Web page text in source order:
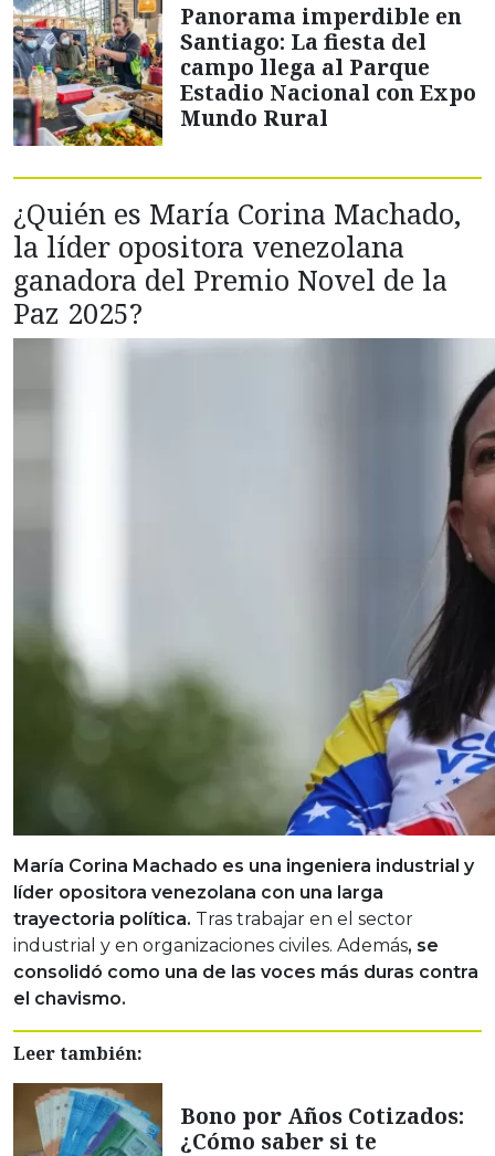
Panorama imperdible en
Santiago: La fiesta del
campo llega al Parque
Estadio Nacional con Expo
Mundo Rural
¿Quién es María Corina Machado,
la líder opositora venezolana
ganadora del Premio Novel de la
Paz 2025?
María Corina Machado es una ingeniera industrial y
líder opositora venezolana con una larga
trayectoria política. Tras trabajar en el sector
industrial y en organizaciones civiles. Además, se
consolidó como una de las voces más duras contra
el chavismo.
Leer también:
Bono por Años Cotizados:
¿Cómo saber si te